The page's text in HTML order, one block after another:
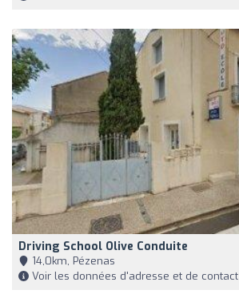
Driving School Olive Conduite
14,0km, Pézenas
Voir les données d'adresse et de contact